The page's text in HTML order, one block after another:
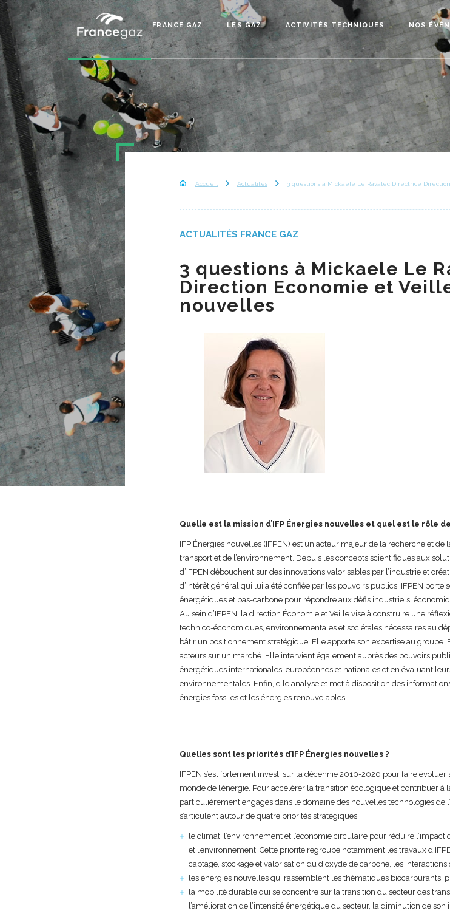
FRANCE GAZ LES GAZ ACTIVITÉS TECHNIQUES NOS
Accueil Actualités 3 questions à Mickaele Le Ravalec Directrice Direction
ACTUALITÉS FRANCE GAZ
3 questions à Mickaele Le
Direction Economie et
nouvelles
Quelle est la mission d’IFP Énergies nouvelles et quel est le rôle
IFP Énergies nouvelles (IFPEN) est un acteur majeur de la recherche et de
transport et de l’environnement. Depuis les concepts scientifiques aux
d’IFPEN débouchent sur des innovations valorisables par l’industrie et
d’intérêt général qui lui a été confiée par les pouvoirs publics, IFPEN
énergétiques et bas-carbone pour répondre aux défis industriels,
Au sein d’IFPEN, la direction Économie et Veille vise à construire une
technico-économiques, environnementales et sociétales nécessaires au
bâtir un positionnement stratégique. Elle apporte son expertise au groupe
acteurs sur un marché. Elle intervient également auprès des pouvoirs
énergétiques internationales, européennes et nationales et en évaluant
environnementales. Enfin, elle analyse et met à disposition des
énergies fossiles et les énergies renouvelables.
Quelles sont les priorités d’IFP Énergies nouvelles ?
IFPEN s’est fortement investi sur la décennie 2010-2020 pour faire
monde de l’énergie. Pour accélérer la transition écologique et contribuer à
particulièrement engagés dans le domaine des nouvelles technologies de
s’articulent autour de quatre priorités stratégiques :
le climat, l’environnement et l’économie circulaire pour réduire
et l’environnement. Cette priorité regroupe notamment les travaux
captage, stockage et valorisation du dioxyde de carbone, les
les énergies nouvelles qui rassemblent les thématiques biocarburants,
la mobilité durable qui se concentre sur la transition du secteur des
l’amélioration de l’intensité énergétique du secteur, la diminution de